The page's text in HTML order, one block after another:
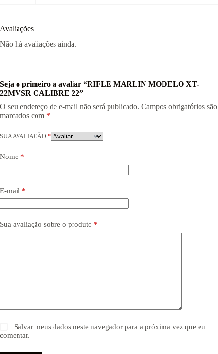
Avaliações
Não há avaliações ainda.
Seja o primeiro a avaliar “RIFLE MARLIN MODELO XT-
22MVSR CALIBRE 22”
O seu endereço de e-mail não será publicado. Campos obrigatórios são
marcados com *
SUA AVALIAÇÃO *
Nome *
E-mail *
Sua avaliação sobre o produto *
Salvar meus dados neste navegador para a próxima vez que eu
comentar.